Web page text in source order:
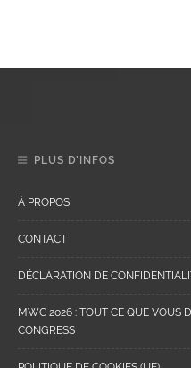
PLUS D’INFOS
À PROPOS
CONTACT
DÉCLARATION DE
MWC 2026 : TOUT CE QUE VOUS
CONGRESS